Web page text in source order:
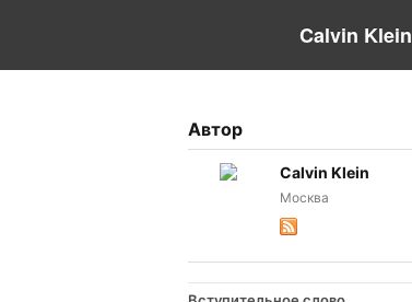
Calvin Klein
Автор
Calvin Klein
Москва